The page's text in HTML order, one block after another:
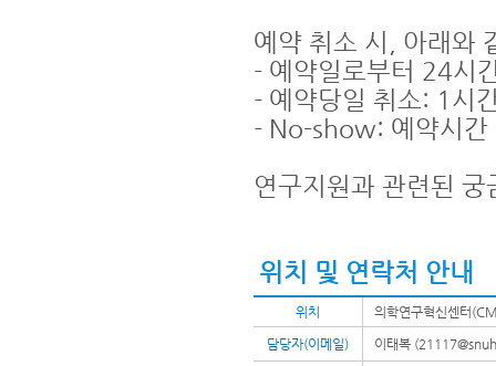
예약 취소 시, 아래와
- 예약일로부터 24시
- 예약당일 취소: 1시
- No-show: 예약시간
연구지원과 관련된
위치 및 연락처 안내
위치 의학연구혁신센터
담당자(이메일) 이태복